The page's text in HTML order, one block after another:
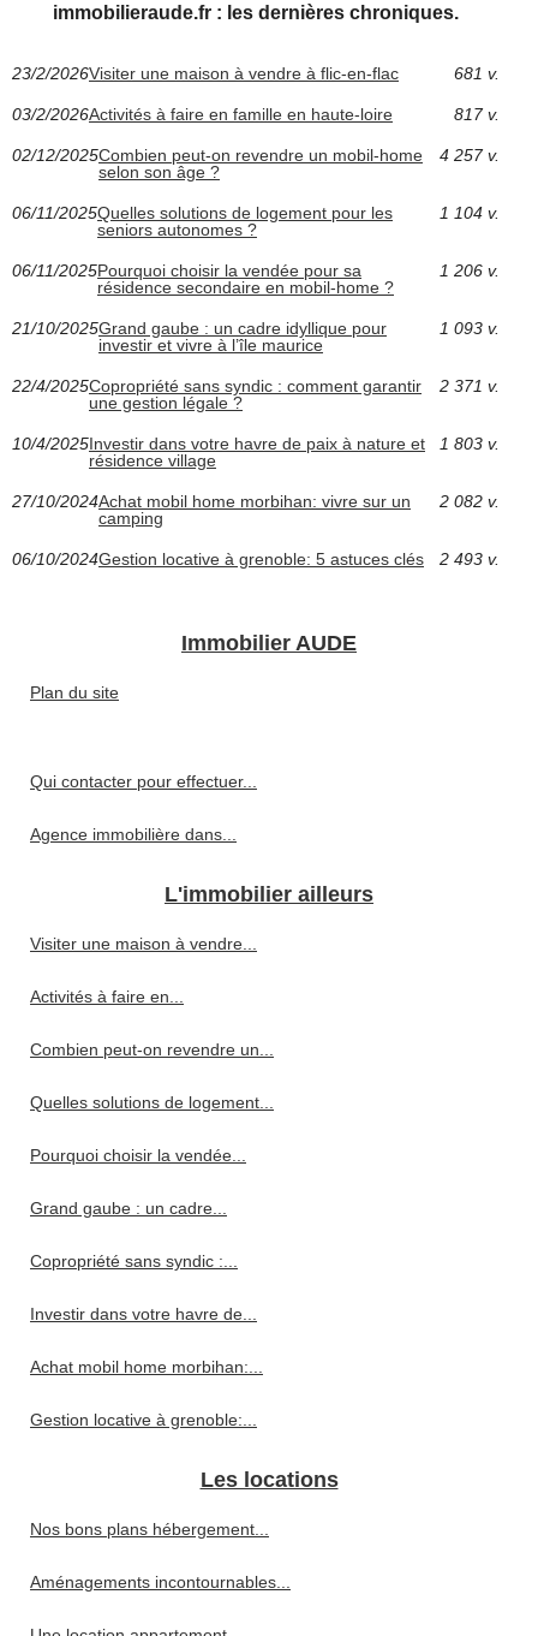
immobilieraude.fr : les dernières chroniques.
23/2/2026Visiter une maison à vendre à flic-en-flac 681 v.
03/2/2026Activités à faire en famille en haute-loire 817 v.
02/12/2025Combien peut-on revendre un mobil-home
selon son âge ?
4 257 v.
06/11/2025Quelles solutions de logement pour les
seniors autonomes ?
1 104 v.
06/11/2025Pourquoi choisir la vendée pour sa
résidence secondaire en mobil-home ?
1 206 v.
21/10/2025Grand gaube : un cadre idyllique pour
investir et vivre à l’île maurice
1 093 v.
22/4/2025Copropriété sans syndic : comment garantir
une gestion légale ?
2 371 v.
10/4/2025Investir dans votre havre de paix à nature et
résidence village
1 803 v.
27/10/2024Achat mobil home morbihan: vivre sur un
camping
2 082 v.
06/10/2024Gestion locative à grenoble: 5 astuces clés 2 493 v.
Immobilier AUDE
Plan du site
Qui contacter pour effectuer...
Agence immobilière dans...
L'immobilier ailleurs
Visiter une maison à vendre...
Activités à faire en...
Combien peut-on revendre un...
Quelles solutions de logement...
Pourquoi choisir la vendée...
Grand gaube : un cadre...
Copropriété sans syndic :...
Investir dans votre havre de...
Achat mobil home morbihan:...
Gestion locative à grenoble:...
Les locations
Nos bons plans hébergement...
Aménagements incontournables...